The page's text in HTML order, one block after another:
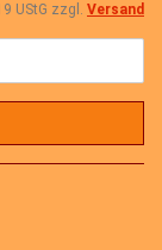
UStG zzgl. Versand